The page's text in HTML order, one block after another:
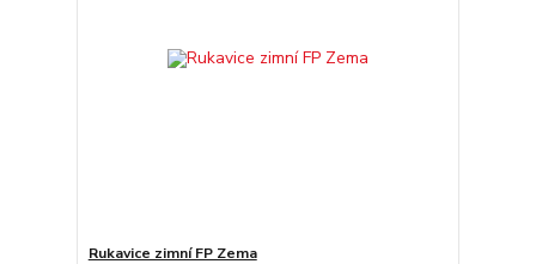
Rukavice zimní FP Zema